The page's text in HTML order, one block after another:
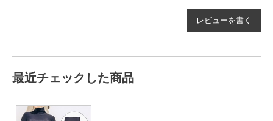
レビューを書く
最近チェックした商品